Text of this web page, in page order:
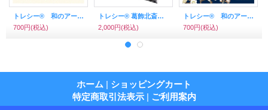
トレシー® 和のアートシリーズ A1919P－ZESHIN 柴田是真 19×19ｃｍ 吾木香・桔梗
700円(税込)
トレシー® 葛飾北斎 30×19cm 富嶽三十六景 神奈川沖浪裏、凱風快晴(赤富士) 各1枚セット
2,000円(税込)
トレシー® 和のアートシリーズ A1919P－ZESHIN 柴田是真 19×19ｃｍ 白梅II（黒地）
700円(税込)
ホーム | ショッピングカート
特定商取引法表示 | ご利用案内